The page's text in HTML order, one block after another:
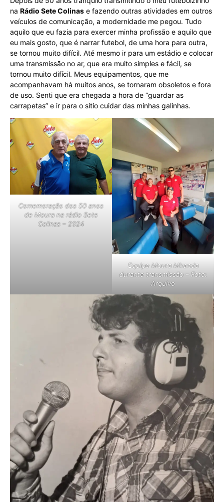
na Rádio Sete Colinas e fazendo outras atividades em outros
veículos de comunicação, a modernidade me pegou. Tudo
aquilo que eu fazia para exercer minha profissão e aquilo que
eu mais gosto, que é narrar futebol, de uma hora para outra,
se tornou muito difícil. Até mesmo ir para um estádio e colocar
uma transmissão no ar, que era muito simples e fácil, se
tornou muito difícil. Meus equipamentos, que me
acompanhavam há muitos anos, se tornaram obsoletos e fora
de uso. Senti que era chegada a hora de “guardar as
carrapetas” e ir para o sítio cuidar das minhas galinhas.
Comemoração dos 50 anos
de Moura na rádio Sete
Colinas – 2024
Equipe Moura Miranda
durante transmissão – Foto:
Arquivo